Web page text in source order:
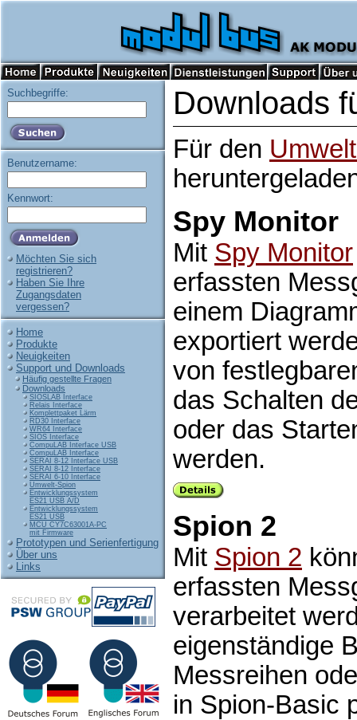
Suchbegriffe:
Benutzername:
Kennwort:
Möchten Sie sich
registrieren?
Haben Sie Ihre
Zugangsdaten
vergessen?
Home
Produkte
Neuigkeiten
Support und Downloads
Häufig gestellte Fragen
Downloads
SIOSLAB Interface
Relais Interface
Komplettpaket Lärm
RD30 Interface
WR64 Interface
SIOS Interface
CompuLAB Interface USB
CompuLAB Interface
SERAI 8-12 Interface USB
SERAI 8-12 Interface
SERAI 6-10 Interface
Umwelt-Spion
Entwicklungssystem
ES21 USB A/D
Entwicklungssystem
ES21 USB
MCU CY7C63001A-PC
mit Firmware
Prototypen und Serienfertigung
Über uns
Links
Downloads
Für den
Spy Monitor
Mit Spy Monitor
erfassten
einem
exportiert
von
das Schalten
oder das
werden.
Spion 2
Mit Spion 2
erfassten
verarbeitet
eigenständige
Messreihen
in Spion-Basic